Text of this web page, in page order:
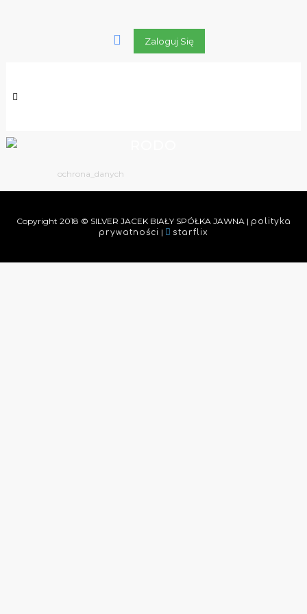
Zaloguj Się
ochrona_danych
Copyright 2018 © SILVER JACEK BIAŁY SPÓŁKA JAWNA | polityka
prywatności | starflix